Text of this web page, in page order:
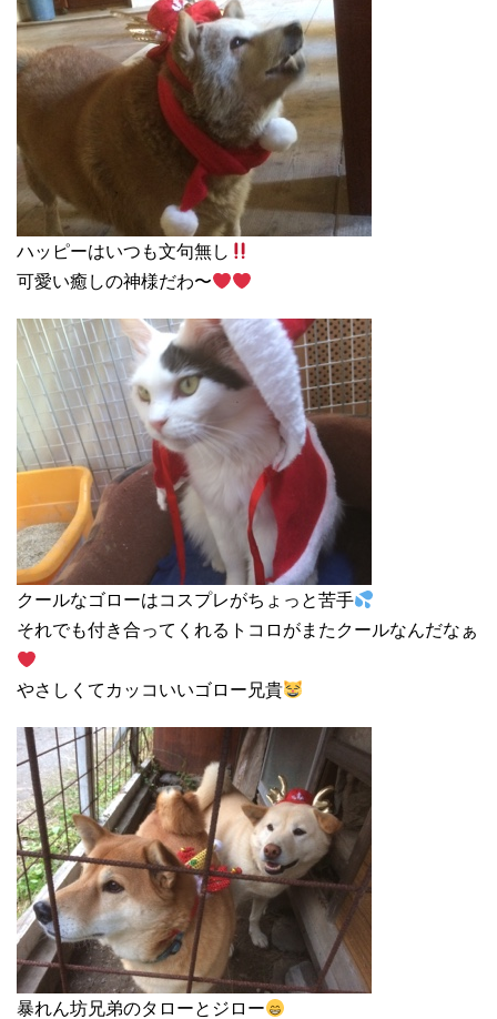
ハッピーはいつも文句無し
可愛い癒しの神様だわ〜
クールなゴローはコスプレがちょっと苦手
それでも付き合ってくれるトコロがまたクールなんだなぁ
やさしくてカッコいいゴロー兄貴
暴れん坊兄弟のタローとジロー